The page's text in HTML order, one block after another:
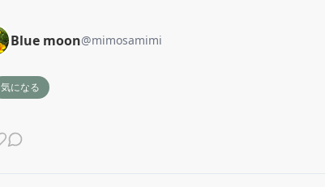
Blue moon@mimosamimi
気になる